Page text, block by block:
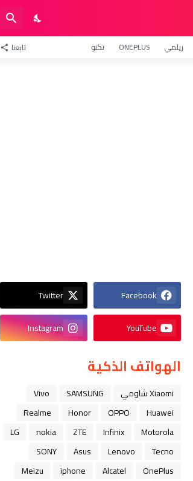
ريلمي ONEPLUS تكنو تابعنا
Facebook
Twitter
YouTube
Instagram
الهواتف الذكية
Xiaomi شاومي SAMSUNG
Vivo
Huawei
OPPO
Honor
Realme
Motorola
Infinix
ZTE
nokia
LG
Tecno
Lenovo
Asus
SONY
OnePlus
Alcatel
iphone
Meizu